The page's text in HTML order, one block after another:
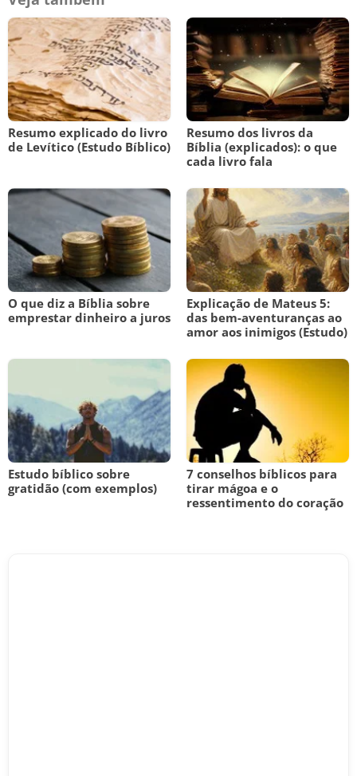
Resumo explicado do livro
de Levítico (Estudo Bíblico)
Resumo dos livros da
Bíblia (explicados): o que
cada livro fala
O que diz a Bíblia sobre
emprestar dinheiro a juros
Explicação de Mateus 5:
das bem-aventuranças ao
amor aos inimigos (Estudo)
Estudo bíblico sobre
gratidão (com exemplos)
7 conselhos bíblicos para
tirar mágoa e o
ressentimento do coração